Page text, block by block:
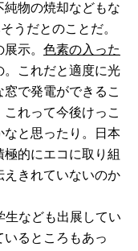
物の焼却などもな
うだとのことだ。
示。 色素の入った
。これだと適度に光
で発電ができるこ
れって今後けっこ
なと思ったり。日本
的にエコに取り組
えきれていないのか
なども出展してい
るところもあっ